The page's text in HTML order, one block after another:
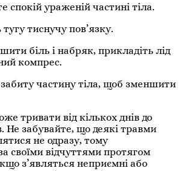
спокій ураженій частині тіла.
тиснучу пов’язку.
біль і набряк, прикладіть лід
компрес.
забиту частину тіла, щоб зменшити
тривати від кількох днів до
Не забувайте, що деякі травми
не одразу, тому
своїми відчуттями протягом
з’являться неприємні або